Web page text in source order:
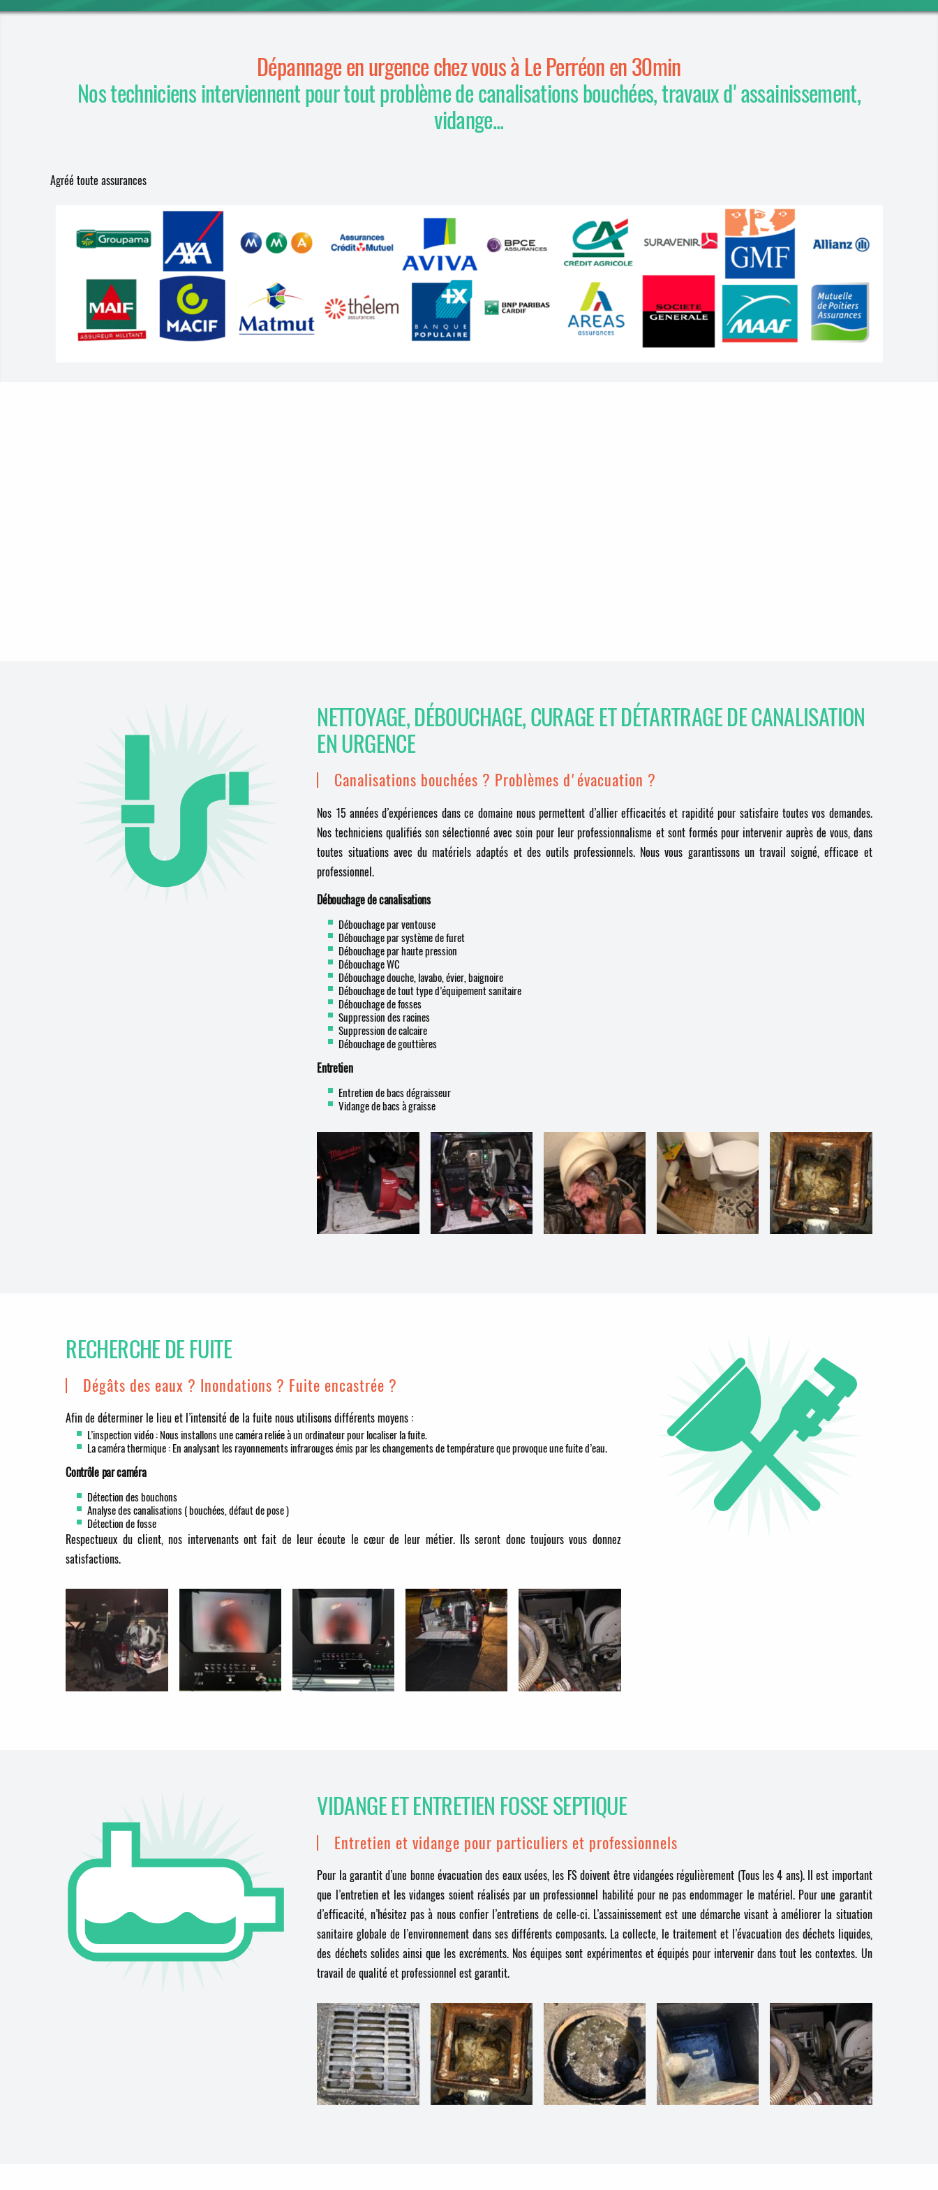
Dépannage en urgence chez vous à Le Perréon en 30min
Nos techniciens interviennent pour tout problème de canalisations bouchées, travaux d'assainissement,
vidange...
Agréé toute assurances
NETTOYAGE, DÉBOUCHAGE, CURAGE ET DÉTARTRAGE DE CANALISATION
EN URGENCE
Canalisations bouchées ? Problèmes d'évacuation ?
Nos 15 années d’expériences dans ce domaine nous permettent d’allier efficacités et rapidité pour satisfaire toutes vos demandes.
Nos techniciens qualifiés son sélectionné avec soin pour leur professionnalisme et sont formés pour intervenir auprès de vous, dans
toutes situations avec du matériels adaptés et des outils professionnels. Nous vous garantissons un travail soigné, efficace et
professionnel.
Débouchage de canalisations
Débouchage par ventouse
Débouchage par système de furet
Débouchage par haute pression
Débouchage WC
Débouchage douche, lavabo, évier, baignoire
Débouchage de tout type d’équipement sanitaire
Débouchage de fosses
Suppression des racines
Suppression de calcaire
Débouchage de gouttières
Entretien
Entretien de bacs dégraisseur
Vidange de bacs à graisse
RECHERCHE DE FUITE
Dégâts des eaux ? Inondations ? Fuite encastrée ?
Afin de déterminer le lieu et l’intensité de la fuite nous utilisons différents moyens :
L’inspection vidéo : Nous installons une caméra reliée à un ordinateur pour localiser la fuite.
La caméra thermique : En analysant les rayonnements infrarouges émis par les changements de température que provoque une fuite d’eau.
Contrôle par caméra
Détection des bouchons
Analyse des canalisations ( bouchées, défaut de pose )
Détection de fosse
Respectueux du client, nos intervenants ont fait de leur écoute le cœur de leur métier. Ils seront donc toujours vous donnez
satisfactions.
VIDANGE ET ENTRETIEN FOSSE SEPTIQUE
Entretien et vidange pour particuliers et professionnels
Pour la garantit d’une bonne évacuation des eaux usées, les FS doivent être vidangées régulièrement (Tous les 4 ans). Il est important
que l’entretien et les vidanges soient réalisés par un professionnel habilité pour ne pas endommager le matériel. Pour une garantit
d’efficacité, n’hésitez pas à nous confier l’entretiens de celle-ci. L’assainissement est une démarche visant à améliorer la situation
sanitaire globale de l’environnement dans ses différents composants. La collecte, le traitement et l’évacuation des déchets liquides,
des déchets solides ainsi que les excréments. Nos équipes sont expérimentes et équipés pour intervenir dans tout les contextes. Un
travail de qualité et professionnel est garantit.